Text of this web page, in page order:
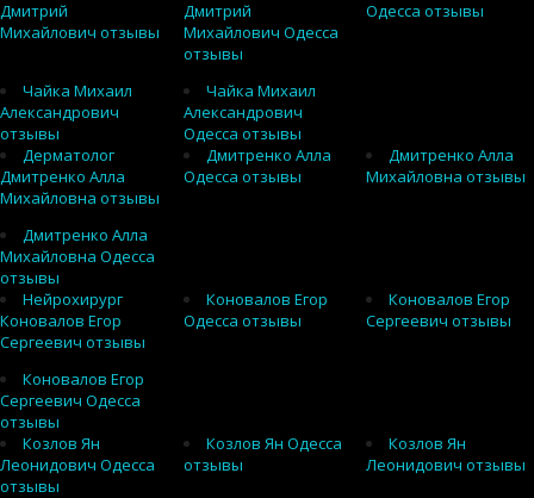
Дмитрий
Михайлович отзывы
Дмитрий
Михайлович Одесса
отзывы
Одесса отзывы
Чайка Михаил
Александрович
отзывы
Чайка Михаил
Александрович
Одесса отзывы
Дерматолог
Дмитренко Алла
Михайловна отзывы
Дмитренко Алла
Одесса отзывы
Дмитренко Алла
Михайловна отзывы
Дмитренко Алла
Михайловна Одесса
отзывы
Нейрохирург
Коновалов Егор
Сергеевич отзывы
Коновалов Егор
Одесса отзывы
Коновалов Егор
Сергеевич отзывы
Коновалов Егор
Сергеевич Одесса
отзывы
Козлов Ян
Леонидович Одесса
отзывы
Козлов Ян Одесса
отзывы
Козлов Ян
Леонидович отзывы